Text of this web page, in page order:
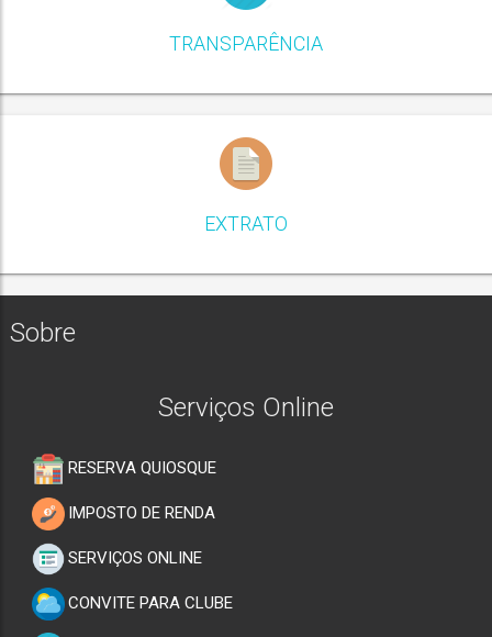
TRANSPARÊNCIA
EXTRATO
Sobre
Serviços Online
RESERVA QUIOSQUE
IMPOSTO DE RENDA
SERVIÇOS ONLINE
CONVITE PARA CLUBE